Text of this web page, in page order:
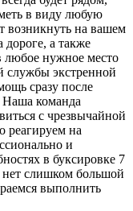
в виду любую
возникнуть на вашем
а также
любое нужное место
службы экстренной
сразу после
Наша команда
с чрезвычайной
реагируем на
и
в буксировке 7
нет слишком большой
выполнить